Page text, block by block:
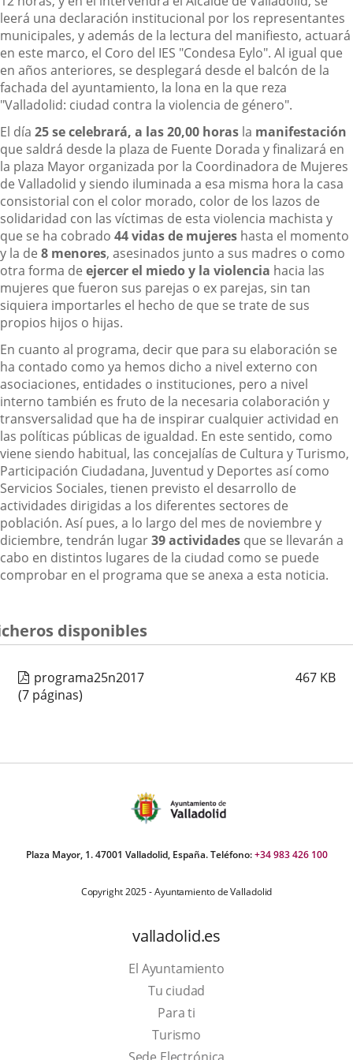
leerá una declaración institucional por los representantes
municipales, y además de la lectura del manifiesto, actuará
en este marco, el Coro del IES "Condesa Eylo". Al igual que
en años anteriores, se desplegará desde el balcón de la
fachada del ayuntamiento, la lona en la que reza
"Valladolid: ciudad contra la violencia de género".
El día 25 se celebrará, a las 20,00 horas la manifestación
que saldrá desde la plaza de Fuente Dorada y finalizará en
la plaza Mayor organizada por la Coordinadora de Mujeres
de Valladolid y siendo iluminada a esa misma hora la casa
consistorial con el color morado, color de los lazos de
solidaridad con las víctimas de esta violencia machista y
que se ha cobrado 44 vidas de mujeres hasta el momento
y la de 8 menores, asesinados junto a sus madres o como
otra forma de ejercer el miedo y la violencia hacia las
mujeres que fueron sus parejas o ex parejas, sin tan
siquiera importarles el hecho de que se trate de sus
propios hijos o hijas.
En cuanto al programa, decir que para su elaboración se
ha contado como ya hemos dicho a nivel externo con
asociaciones, entidades o instituciones, pero a nivel
interno también es fruto de la necesaria colaboración y
transversalidad que ha de inspirar cualquier actividad en
las políticas públicas de igualdad. En este sentido, como
viene siendo habitual, las concejalías de Cultura y Turismo,
Participación Ciudadana, Juventud y Deportes así como
Servicios Sociales, tienen previsto el desarrollo de
actividades dirigidas a los diferentes sectores de
población. Así pues, a lo largo del mes de noviembre y
diciembre, tendrán lugar39 actividades que se llevarán a
cabo en distintos lugares de la ciudad como se puede
comprobar en el programa que se anexa a esta noticia.
disponibles
programa25n2017 467 KB
(7 páginas)
Plaza Mayor, 1. 47001 Valladolid, España. Teléfono:+34 983 426 100
Copyright 2025 - Ayuntamiento de Valladolid
valladolid.es
El Ayuntamiento
Tu ciudad
Para ti
TurismoEste
enlace